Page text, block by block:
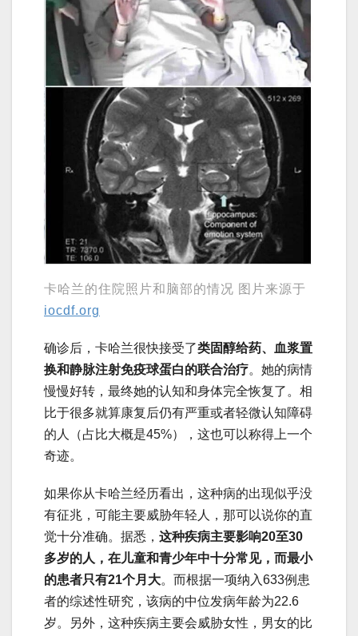
卡哈兰的住院照片和脑部的情况 图片来源于
iocdf.org
确诊后，卡哈兰很快接受了类固醇给药、血浆置
换和静脉注射免疫球蛋白的联合治疗。她的病情
慢慢好转，最终她的认知和身体完全恢复了。相
比于很多就算康复后仍有严重或者轻微认知障碍
的人（占比大概是45%），这也可以称得上一个
奇迹。
如果你从卡哈兰经历看出，这种病的出现似乎没
有征兆，可能主要威胁年轻人，那可以说你的直
觉十分准确。据悉， 这种疾病主要影响20至30
多岁的人，在儿童和青少年中十分常见，而最小
的患者只有21个月大。而根据一项纳入633例患
者的综述性研究，该病的中位发病年龄为22.6
岁。另外，这种疾病主要会威胁女性，男女的比